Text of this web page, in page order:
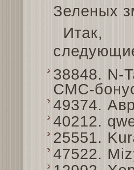
Зеленых
Итак,
38848.
СМС-
49374.
40212.
25551.
47522.